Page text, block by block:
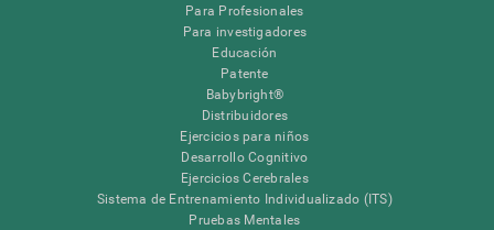
Para Profesionales
Para investigadores
Educación
Patente
Babybright®
Distribuidores
Ejercicios para niños
Desarrollo Cognitivo
Ejercicios Cerebrales
Sistema de Entrenamiento Individualizado (ITS)
Pruebas Mentales